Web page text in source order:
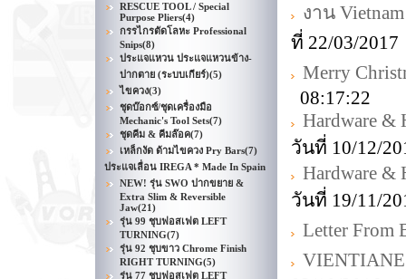
RESCUE TOOL / Special
Purpose Pliers(4)
กรรไกรตัดโลหะ Professional
Snips(8)
ประแจแหวน ประแจแหวนข้าง-
ปากตาย (ระบบเกียร์)(5)
ไขควง(3)
ชุดบ๊อกซ์/ชุดเครื่องมือ
Mechanic's Tool Sets(7)
ชุดคีม & คีมล๊อค(7)
เหล็กงัด ด้ามไขควง Pry Bars(7)
ประแจเลื่อน IREGA * Made In Spain
NEW! รุ่น SWO ปากขยาย &
Extra Slim & Reversible
Jaw(21)
รุ่น 99 ชุบฟอสเฟต LEFT
TURNING(7)
รุ่น 92 ชุบขาว Chrome Finish
RIGHT TURNING(5)
รุ่น 77 ชุบฟอสเฟต LEFT
งาน
ที่ 22/03/
Merry
08:17:22
Hardware &
วันที่ 10/12/
Hardware &
วันที่ 19/11/
Letter From